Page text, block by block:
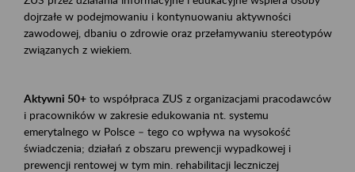
dojrzałe w podejmowaniu i kontynuowaniu aktywności
zawodowej, dbaniu o zdrowie oraz przełamywaniu stereotypów
związanych z wiekiem.
Aktywni 50+ to współpraca ZUS z organizacjami pracodawców
i pracowników w zakresie edukowania nt. systemu
emerytalnego w Polsce – tego co wpływa na wysokość
świadczenia; działań z obszaru prewencji wypadkowej i
prewencji rentowej w tym min. rehabilitacji leczniczej